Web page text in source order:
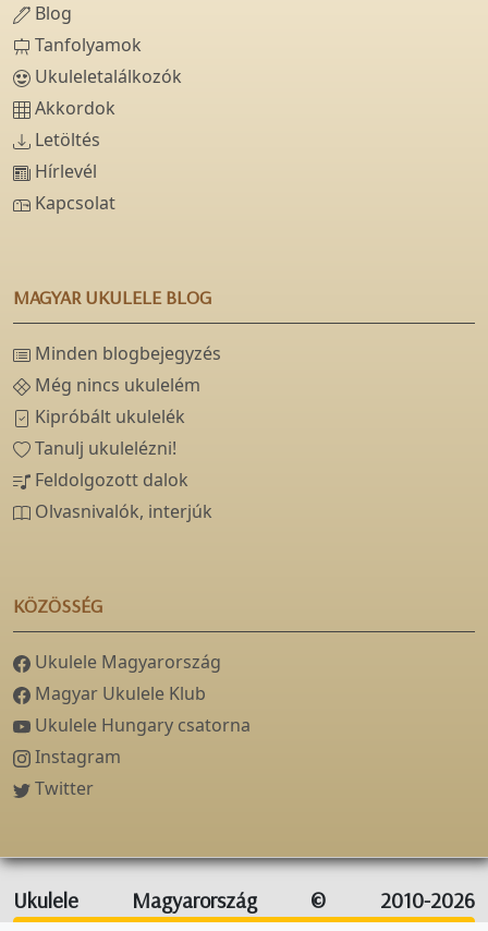
Blog
Tanfolyamok
Ukuleletalálkozók
Akkordok
Letöltés
Hírlevél
Kapcsolat
MAGYAR UKULELE BLOG
Minden blogbejegyzés
Még nincs ukulelém
Kipróbált ukulelék
Tanulj ukulelézni!
Feldolgozott dalok
Olvasnivalók, interjúk
KÖZÖSSÉG
Ukulele Magyarország
Magyar Ukulele Klub
Ukulele Hungary csatorna
Instagram
Twitter
Ukulele Magyarország © 2010-2026